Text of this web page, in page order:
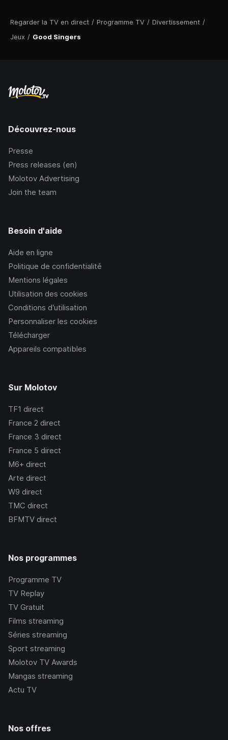
Regarder la TV en direct / Programme TV / Divertissement /
Jeux / Good Singers
Découvrez-nous
Presse
Press releases (en)
Molotov Advertising
Join the team
Besoin d'aide
Aide en ligne
Politique de confidentialité
Mentions légales
Utilisation des cookies
Conditions d’utilisation
Personnaliser les cookies
Télécharger
Appareils compatibles
Sur Molotov
TF1 direct
France 2 direct
France 3 direct
France 5 direct
M6+ direct
Arte direct
W9 direct
TMC direct
BFMTV direct
Nos programmes
Programme TV
TV Replay
TV Gratuit
Films streaming
Séries streaming
Sport streaming
Molotov TV Awards
Mangas streaming
Actu TV
Nos offres